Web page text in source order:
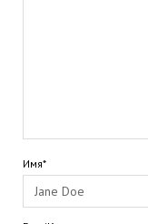
Имя*